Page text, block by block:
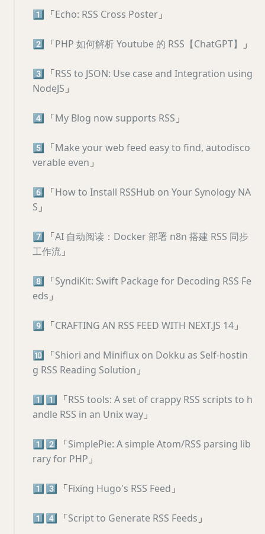
1️⃣ 「Echo: RSS Cross Poster 」
2️⃣ 「PHP 如何解析 Youtube 的 RSS【ChatGPT】 」
3️⃣ 「RSS to JSON: Use case and Integration using
NodeJS 」
4️⃣ 「My Blog now supports RSS 」
5️⃣ 「Make your web feed easy to find, autodisco
verable even 」
6️⃣ 「How to Install RSSHub on Your Synology NA
S 」
7️⃣ 「AI 自动阅读：Docker 部署 n8n 搭建 RSS 同步
工作流 」
8️⃣ 「SyndiKit: Swift Package for Decoding RSS Fe
eds 」
9️⃣ 「CRAFTING AN RSS FEED WITH NEXT.JS 14 」
🔟 「Shiori and Miniflux on Dokku as Self-hostin
g RSS Reading Solution 」
1️⃣1️⃣ 「RSS tools: A set of crappy RSS scripts to h
andle RSS in an Unix way 」
1️⃣2️⃣ 「SimplePie: A simple Atom/RSS parsing lib
rary for PHP 」
1️⃣3️⃣ 「Fixing Hugo's RSS Feed 」
1️⃣4️⃣ 「Script to Generate RSS Feeds 」